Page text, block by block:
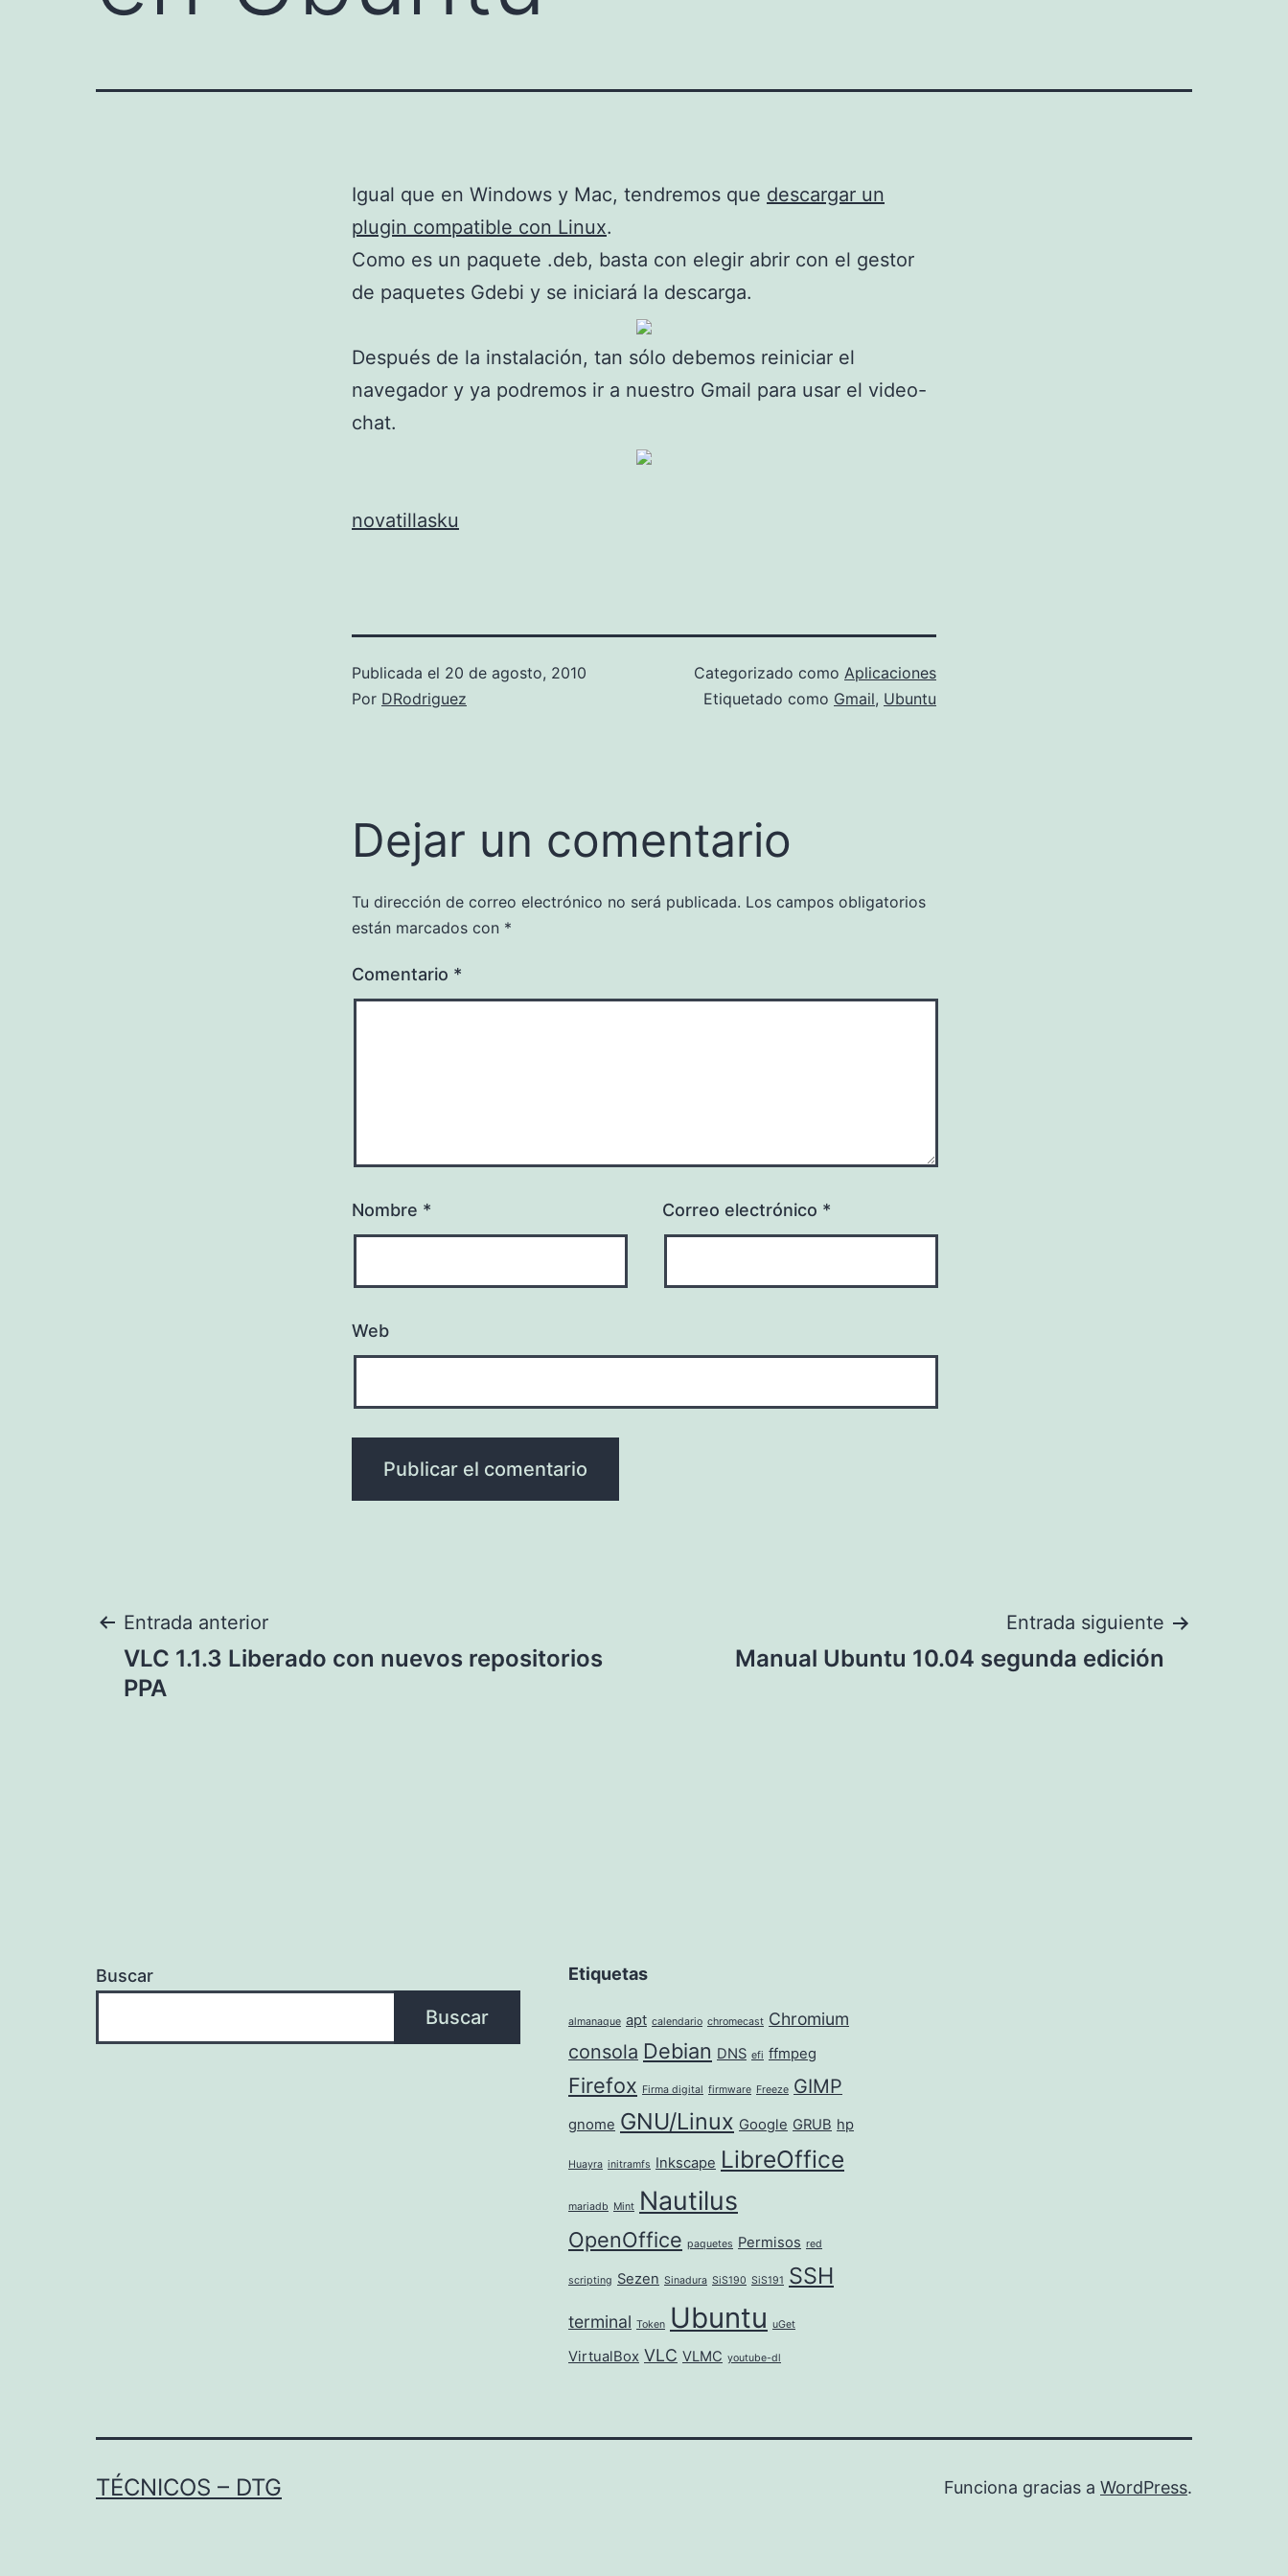
Igual que en Windows y Mac, tendremos que descargar un
plugin compatible con Linux.
Como es un paquete .deb, basta con elegir abrir con el gestor
de paquetes Gdebi y se iniciará la descarga.
Después de la instalación, tan sólo debemos reiniciar el
navegador y ya podremos ir a nuestro Gmail para usar el video-
chat.
novatillasku
Publicada el 20 de agosto, 2010
Por DRodriguez
Categorizado como Aplicaciones
Etiquetado como Gmail, Ubuntu
Dejar un comentario
Tu dirección de correo electrónico no será publicada. Los campos obligatorios
están marcados con *
Comentario *
Nombre * Correo electrónico *
Web
Navegación
de
Entrada anterior
VLC 1.1.3 Liberado con nuevos repositorios
PPA
Entrada siguiente
Manual Ubuntu 10.04 segunda edición
Buscar
Buscar
Etiquetas
almanaque apt calendario chromecast Chromium
consola Debian DNS efi ffmpeg
Firefox Firma digital firmware Freeze GIMP
gnome GNU/Linux Google GRUB hp
Huayra initramfs Inkscape LibreOffice
mariadb Mint Nautilus
OpenOffice paquetes Permisos red
scripting Sezen Sinadura SiS190 SiS191 SSH
terminal Token Ubuntu uGet
VirtualBox VLC VLMC youtube-dl
TÉCNICOS – DTG Funciona gracias a WordPress.